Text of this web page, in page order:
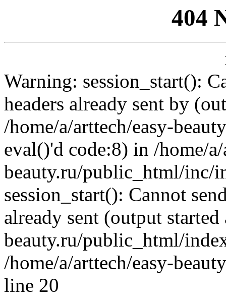
404
Warning: session_start():
headers already sent by
/home/a/arttech/easy-
eval()'d code:8) in /home/
beauty.ru/public_html/inc/
session_start(): Cannot
already sent (output
beauty.ru/public_html/
/home/a/arttech/easy-
line 20